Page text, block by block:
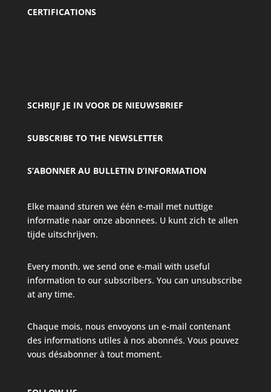
CERTIFICATIONS
SCHRIJF JE IN VOOR DE NIEUWSBRIEF
SUBSCRIBE TO THE NEWSLETTER
S’ABONNER AU BULLETIN D’INFORMATION
Elke maand sturen we één e-mail met nuttige
informatie naar onze abonnees. U kunt zich te allen
tijde uitschrijven.
Every month, we send one e-mail with useful
information to our subscribers. You can unsubscribe
at any time.
Chaque mois, nous envoyons un e-mail contenant
des informations utiles à nos abonnés. Vous pouvez
vous désabonner à tout moment.